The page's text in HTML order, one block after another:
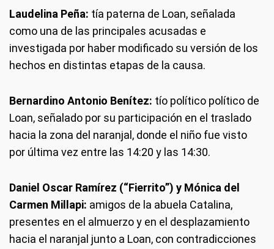
Laudelina Peña: tía paterna de Loan, señalada
como una de las principales acusadas e
investigada por haber modificado su versión de los
hechos en distintas etapas de la causa.
Bernardino Antonio Benítez: tío político político de
Loan, señalado por su participación en el traslado
hacia la zona del naranjal, donde el niño fue visto
por última vez entre las 14:20 y las 14:30.
Daniel Oscar Ramírez (“Fierrito”) y Mónica del
Carmen Millapi: amigos de la abuela Catalina,
presentes en el almuerzo y en el desplazamiento
hacia el naranjal junto a Loan, con contradicciones